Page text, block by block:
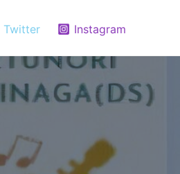
Twitter Instagram